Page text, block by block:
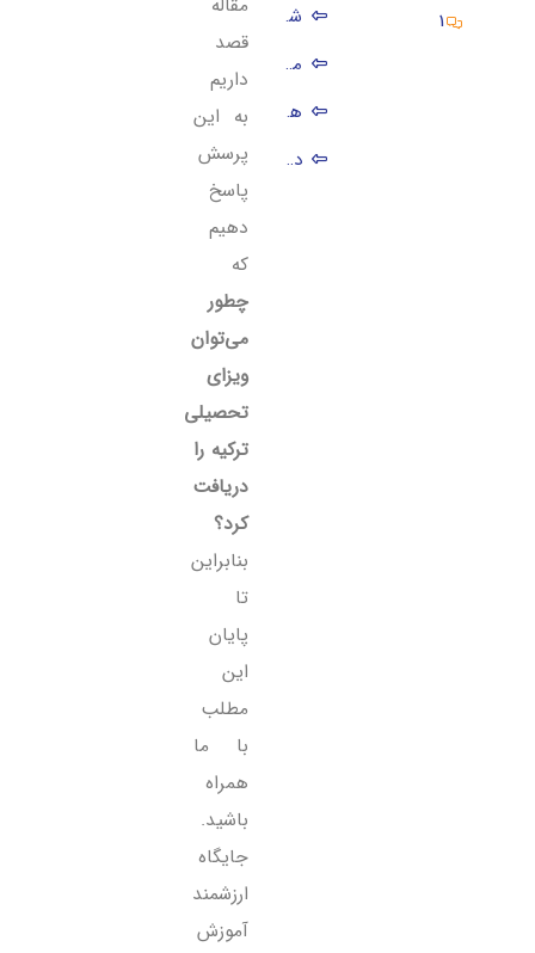
1
شرایط اخذ ویزای تحصیلی ترکیه
مدارک مورد نیاز برای ویزای تحصیلی
هزینه اخذ ویزای تحصیلی ترکیه
دیدگاه‌ (1)
مقاله
قصد
داریم
به این
پرسش
پاسخ
دهیم
که
چطور
می‌توان
ویزای
تحصیلی
ترکیه را
دریافت
کرد؟
بنابراین
تا
پایان
این
مطلب
با ما
همراه
باشید.
جایگاه
ارزشمند
آموزش